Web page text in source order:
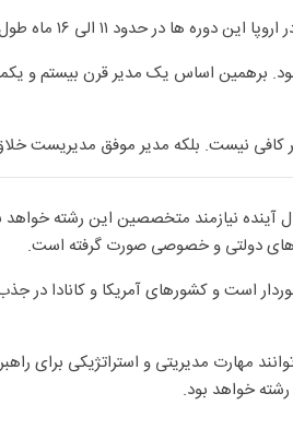
و اقتصاد جهانی وابسته به مبحث فن آوری اطلاعات می باشد.
برهمین اساس یک مدیر قرن بیستم و یکمی
کافی نیست. بلکه مدیر موفق مدیریست
نگاه کنیم ایران حداقل تا ۱۰ سال آینده
های دولتی و خصوصی صورت گرفته است.
است و کشورهای آمریکا و کانادا
مهارت مدیریتی و استراتژیکی برای
خواهد بود.